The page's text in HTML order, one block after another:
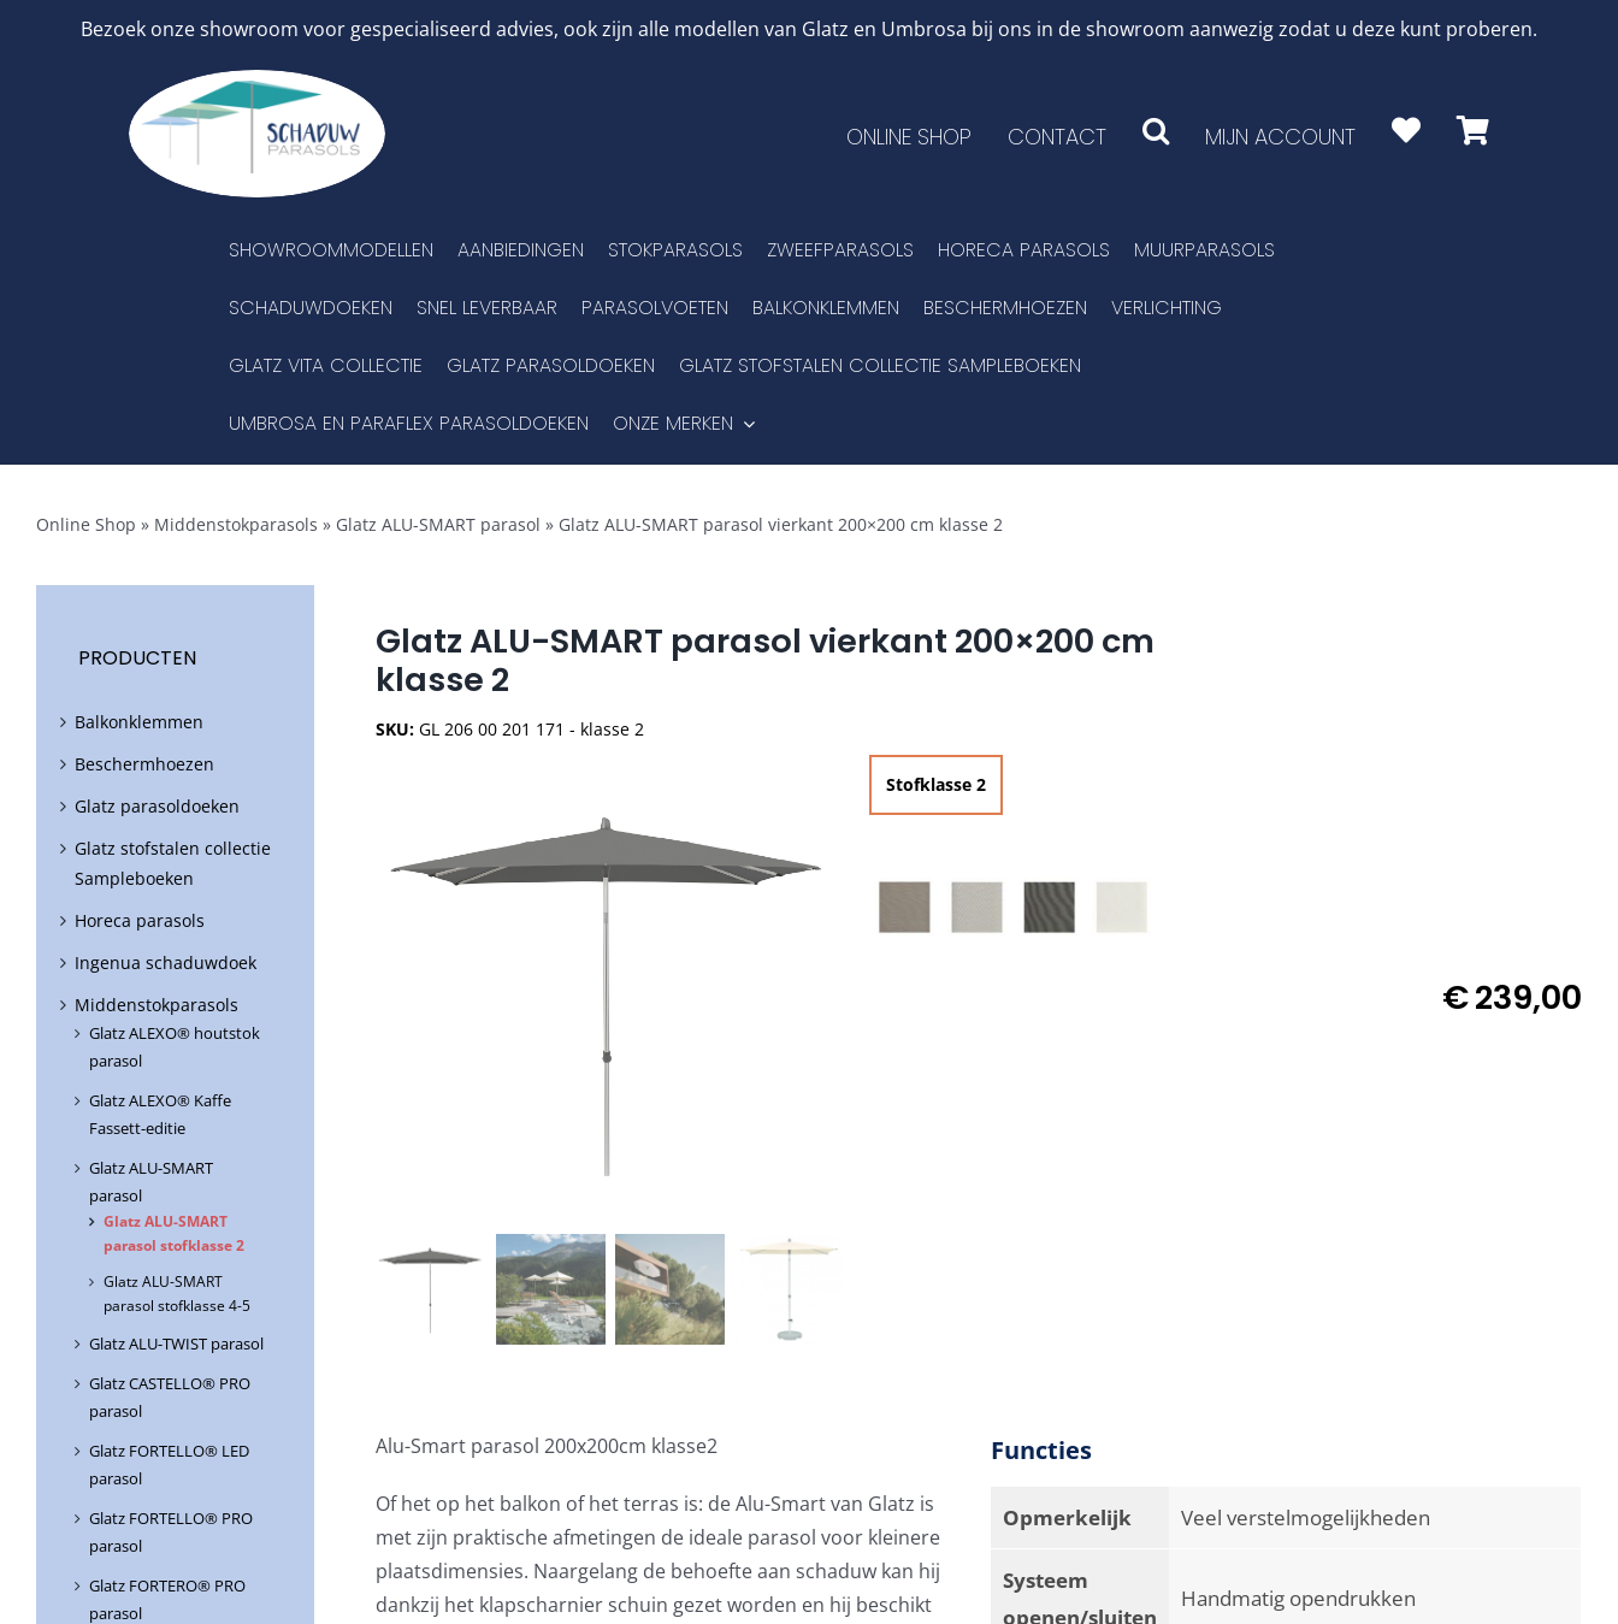
Bezoek onze showroom voor gespecialiseerd advies, ook zijn alle modellen van Glatz en Umbrosa bij ons in de showroom aanwezig zodat u deze kunt proberen.
ONLINE SHOP CONTACT MIJN ACCOUNT
SHOWROOMMODELLEN AANBIEDINGEN STOKPARASOLS ZWEEFPARASOLS HORECA PARASOLS MUURPARASOLS
SCHADUWDOEKEN SNEL LEVERBAAR PARASOLVOETEN BALKONKLEMMEN BESCHERMHOEZEN VERLICHTING
GLATZ VITA COLLECTIE GLATZ PARASOLDOEKEN GLATZ STOFSTALEN COLLECTIE SAMPLEBOEKEN
UMBROSA EN PARAFLEX PARASOLDOEKEN ONZE MERKEN
Online Shop » Middenstokparasols » Glatz ALU-SMART parasol » Glatz ALU-SMART parasol vierkant 200×200 cm klasse 2
Glatz ALU-SMART parasol vierkant 200×200 cm
klasse 2
SKU:GL 206 00 201 171 - klasse 2
Stofklasse 2
€239,00
Alu-Smart parasol 200x200cm klasse2
Of het op het balkon of het terras is: de Alu-Smart van Glatz is
met zijn praktische afmetingen de ideale parasol voor kleinere
plaatsdimensies. Naargelang de behoefte aan schaduw kan hij
dankzij het klapscharnier schuin gezet worden en hij beschikt
Functies
Opmerkelijk Veel verstelmogelijkheden
Systeem
openen/sluiten
Handmatig opendrukken
PRODUCTEN
Balkonklemmen
Beschermhoezen
Glatz parasoldoeken
Glatz stofstalen collectie
Sampleboeken
Horeca parasols
Ingenua schaduwdoek
Middenstokparasols
Glatz ALEXO® houtstok
parasol
Glatz ALEXO® Kaffe
Fassett-editie
Glatz ALU-SMART
parasol
Glatz ALU-SMART
parasol stofklasse 2
Glatz ALU-SMART
parasol stofklasse 4-5
Glatz ALU-TWIST parasol
Glatz CASTELLO® PRO
parasol
Glatz FORTELLO® LED
parasol
Glatz FORTELLO® PRO
parasol
Glatz FORTERO® PRO
parasol